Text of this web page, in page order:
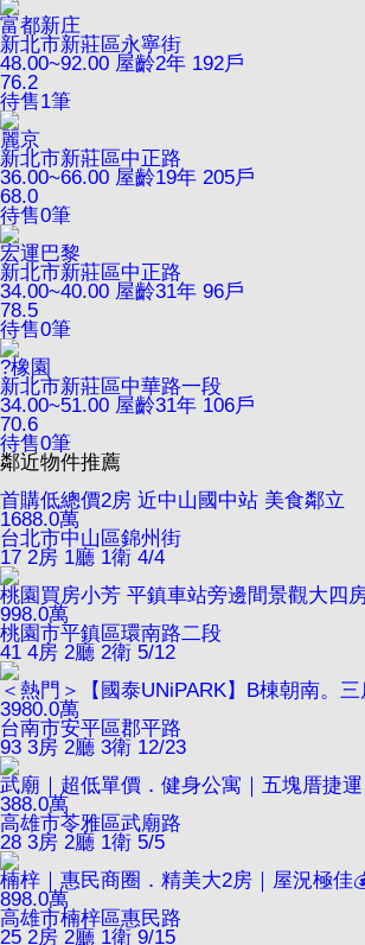
富都新庄
新北市新莊區永寧街
48.00~92.00 屋齡2年 192戶
76.2
待售1筆
麗京
新北市新莊區中正路
36.00~66.00 屋齡19年 205戶
68.0
待售0筆
宏運巴黎
新北市新莊區中正路
34.00~40.00 屋齡31年 96戶
78.5
待售0筆
?橡園
新北市新莊區中華路一段
34.00~51.00 屋齡31年 106戶
70.6
待售0筆
鄰近物件推薦
首購低總價2房 近中山國中站 美食鄰立
1688.0萬
台北市中山區錦州街
17 2房 1廳 1衛 4/4
桃園買房小芳 平鎮車站旁邊間景觀大四
998.0萬
桃園市平鎮區環南路二段
41 4房 2廳 2衛 5/12
＜熱門＞【國泰UNiPARK】B棟朝南。
3980.0萬
台南市安平區郡平路
93 3房 2廳 3衛 12/23
武廟｜超低單價．健身公寓｜五塊厝捷運
388.0萬
高雄市苓雅區武廟路
28 3房 2廳 1衛 5/5
楠梓｜惠民商圈．精美大2房｜屋況極佳
898.0萬
高雄市楠梓區惠民路
25 2房 2廳 1衛 9/15